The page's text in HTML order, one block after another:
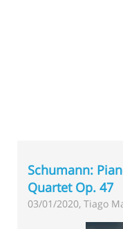
Schumann:
Quartet Op. 47
03/01/2020, Tiago